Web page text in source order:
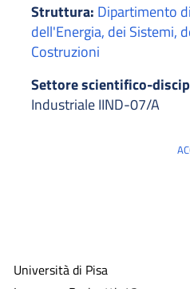
Struttura: Dipartimento
dell'Energia, dei Sistemi,
Costruzioni
Settore scientifico-
Industriale IIND-07/A
Università di Pisa